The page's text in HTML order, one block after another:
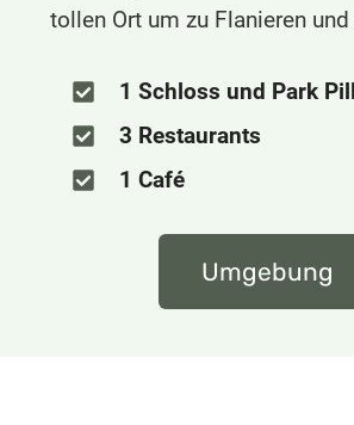
tollen Ort um zu Flanieren und
1 Schloss und Park
3 Restaurants
1 Café
Umgebung